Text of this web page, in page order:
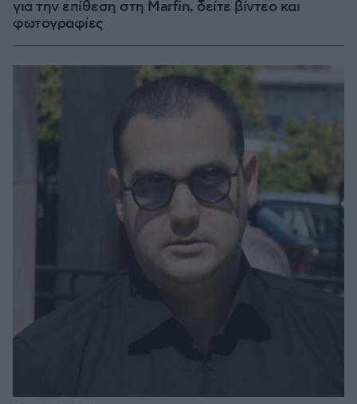
για την επίθεση στη Marfin, δείτε βίντεο και
φωτογραφίες